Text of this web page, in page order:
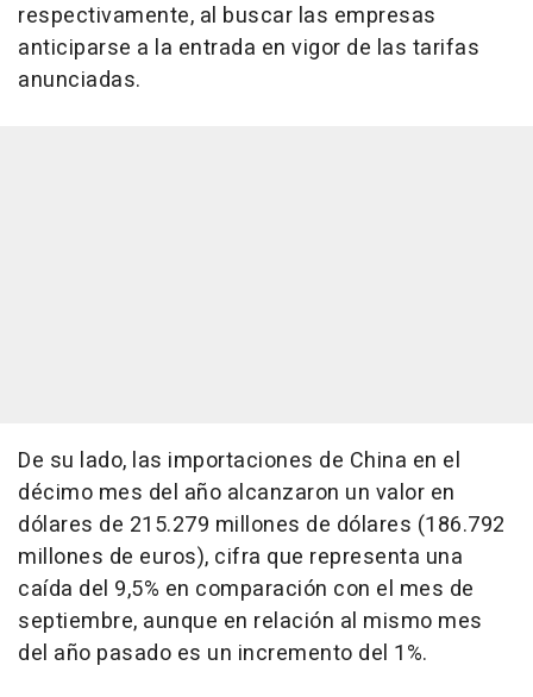
respectivamente, al buscar las empresas
anticiparse a la entrada en vigor de las tarifas
anunciadas.
De su lado, las importaciones de China en el
décimo mes del año alcanzaron un valor en
dólares de 215.279 millones de dólares (186.792
millones de euros), cifra que representa una
caída del 9,5% en comparación con el mes de
septiembre, aunque en relación al mismo mes
del año pasado es un incremento del 1%.